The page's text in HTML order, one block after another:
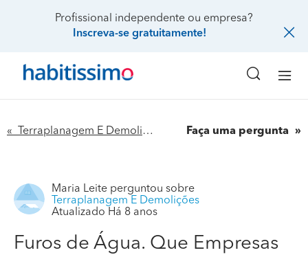
Profissional independente ou empresa?
Inscreva-se gratuitamente!
« Terraplanagem E Demolições Faça uma pergunta
Maria Leite perguntou sobre
Terraplanagem E Demolições
Atualizado Há 8 anos
Furos de Água. Que Empresas